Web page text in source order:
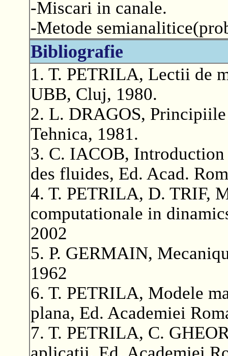
-Miscari in canale.
-Metode
Bibliografie
1. T. PETRILA, Lectii de
UBB, Cluj, 1980.
2. L. DRAGOS,
Tehnica, 1981.
3. C. IACOB, Introduction
des fluides, Ed. Acad.
4. T. PETRILA, D. TRIF,
computationale in
2002
5. P. GERMAIN,
1962
6. T. PETRILA, Modele
plana, Ed. Academiei
7. T. PETRILA, C.